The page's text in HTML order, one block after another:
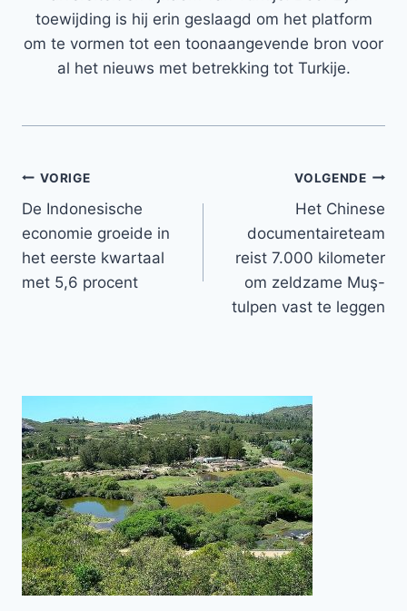
toewijding is hij erin geslaagd om het platform
om te vormen tot een toonaangevende bron voor
al het nieuws met betrekking tot Turkije.
Bericht
navigatie
VORIGE
De Indonesische
economie groeide in
het eerste kwartaal
met 5,6 procent
VOLGENDE
Het Chinese
documentaireteam
reist 7.000 kilometer
om zeldzame Muş-
tulpen vast te leggen